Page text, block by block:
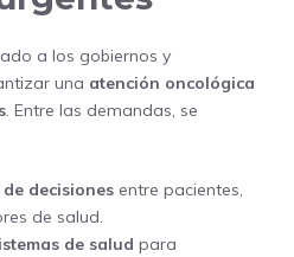
a los gobiernos y
una atención oncológica
. Entre las demandas, se
decisiones entre pacientes,
de salud.
de salud para